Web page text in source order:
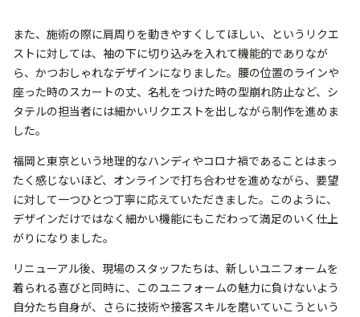
また、施術の際に肩周りを動きやすくしてほしい、というリクエ
ストに対しては、袖の下に切り込みを入れて機能的でありなが
ら、かつおしゃれなデザインになりました。腰の位置のラインや
座った時のスカートの丈、名札をつけた時の型崩れ防止など、シ
タテルの担当者には細かいリクエストを出しながら制作を進めま
した。
福岡と東京という地理的なハンディやコロナ禍であることはまっ
たく感じないほど、オンラインで打ち合わせを進めながら、要望
に対して一つひとつ丁寧に応えていただきました。このように、
デザインだけではなく細かい機能にもこだわって満足のいく仕上
がりになりました。
リニューアル後、現場のスタッフたちは、新しいユニフォームを
着られる喜びと同時に、このユニフォームの魅力に負けないよう
自分たち自身が、さらに技術や接客スキルを磨いていこうという